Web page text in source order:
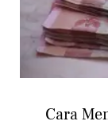
Cara